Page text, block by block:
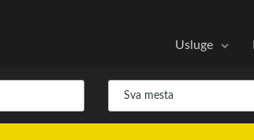
Usluge